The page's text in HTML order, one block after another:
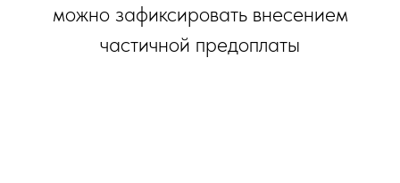
можно зафиксировать внесением
частичной предоплаты